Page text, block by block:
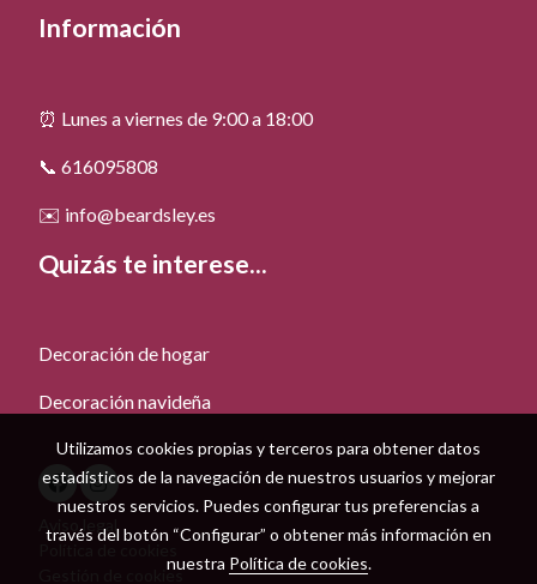
Información
⏰ Lunes a viernes de 9:00 a 18:00
📞 616095808
✉️ info@beardsley.es
Quizás te interese...
Decoración de hogar
Decoración navideña
Aviso legal
Gestión de cookies
Utilizamos cookies propias y terceros para obtener datos
estadísticos de la navegación de nuestros usuarios y mejorar
nuestros servicios. Puedes configurar tus preferencias a
través del botón “Configurar” o obtener más información en
nuestra Política de cookies.